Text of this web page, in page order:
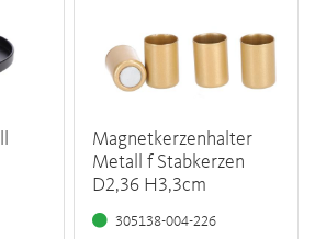
Magnetkerzenhalter
Metall f Stabkerzen
D2,36 H3,3cm
305138-004-226